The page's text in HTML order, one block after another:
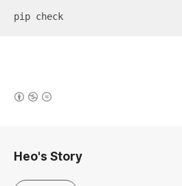
pip check
Heo's Story